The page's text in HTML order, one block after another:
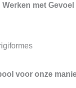
Werken met Gevoel
voor onze